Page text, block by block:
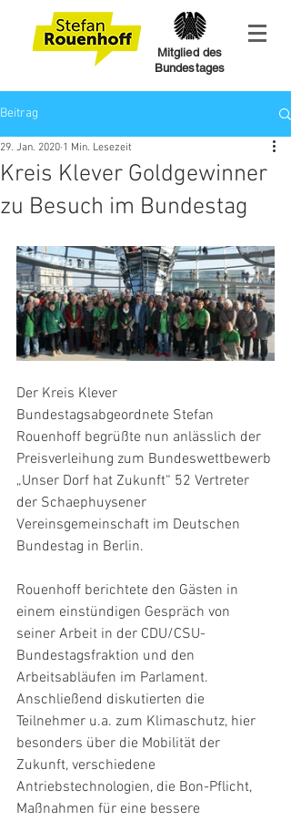
Mitglied des
Bundestages
Beitrag
Kreis Klever Goldgewinner
zu Besuch im Bundestag
29. Jan. 2020 1 Min. Lesezeit
Der Kreis Klever
Bundestagsabgeordnete Stefan
Rouenhoff begrüßte nun anlässlich der
Preisverleihung zum Bundeswettbewerb
„Unser Dorf hat Zukunft“ 52 Vertreter
der Schaephuysener
Vereinsgemeinschaft im Deutschen
Bundestag in Berlin.
Rouenhoff berichtete den Gästen in
einem einstündigen Gespräch von
seiner Arbeit in der CDU/CSU-
Bundestagsfraktion und den
Arbeitsabläufen im Parlament.
Anschließend diskutierten die
Teilnehmer u.a. zum Klimaschutz, hier
besonders über die Mobilität der
Zukunft, verschiedene
Antriebstechnologien, die Bon-Pflicht,
Maßnahmen für eine bessere